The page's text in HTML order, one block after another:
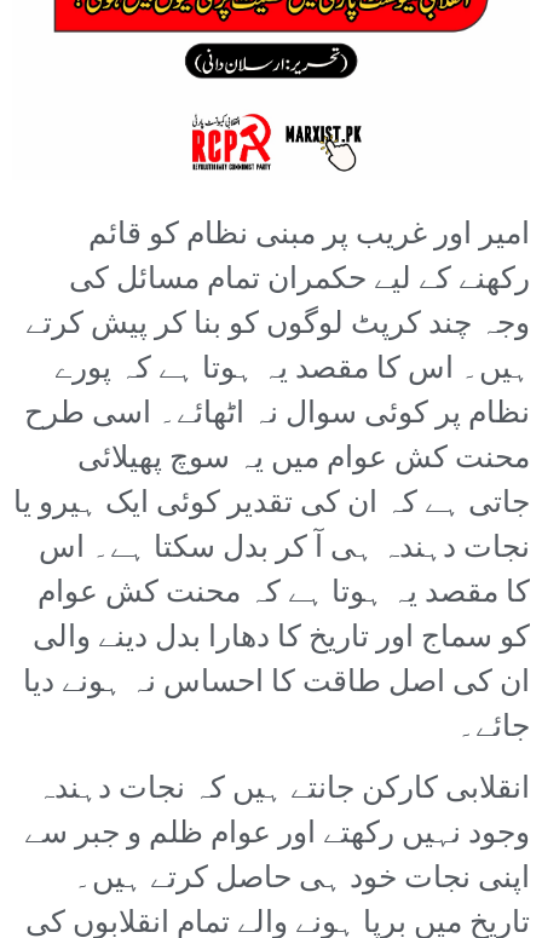
امیر اور غریب پر مبنی نظام کو قائم
رکھنے کے لیے حکمران تمام مسائل کی
وجہ چند کرپٹ لوگوں کو بنا کر پیش کرتے
ہیں۔ اس کا مقصد یہ ہوتا ہے کہ پورے
نظام پر کوئی سوال نہ اٹھائے۔ اسی طرح
محنت کش عوام میں یہ سوچ پھیلائی
جاتی ہے کہ ان کی تقدیر کوئی ایک ہیرو یا
نجات دہندہ ہی آ کر بدل سکتا ہے۔ اس
کا مقصد یہ ہوتا ہے کہ محنت کش عوام
کو سماج اور تاریخ کا دھارا بدل دینے والی
ان کی اصل طاقت کا احساس نہ ہونے دیا
جائے۔
انقلابی کارکن جانتے ہیں کہ نجات دہندہ
وجود نہیں رکھتے اور عوام ظلم و جبر سے
اپنی نجات خود ہی حاصل کرتے ہیں۔
تاریخ میں برپا ہونے والے تمام انقلابوں کی